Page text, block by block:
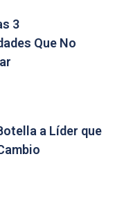
3
Que No
a Líder que